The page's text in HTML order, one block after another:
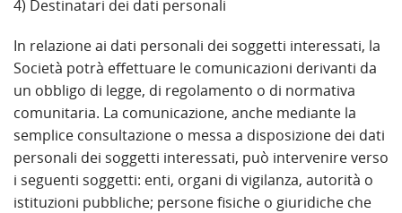
4) Destinatari dei dati personali
In relazione ai dati personali dei soggetti interessati, la
Società potrà effettuare le comunicazioni derivanti da
un obbligo di legge, di regolamento o di normativa
comunitaria. La comunicazione, anche mediante la
semplice consultazione o messa a disposizione dei dati
personali dei soggetti interessati, può intervenire verso
i seguenti soggetti: enti, organi di vigilanza, autorità o
istituzioni pubbliche; persone fisiche o giuridiche che